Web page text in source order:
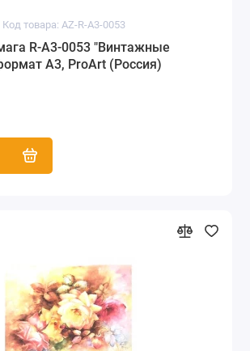
Код товара: AZ-R-A3-0053
R-A3-0053 "Винтажные
А3, ProArt (Россия)